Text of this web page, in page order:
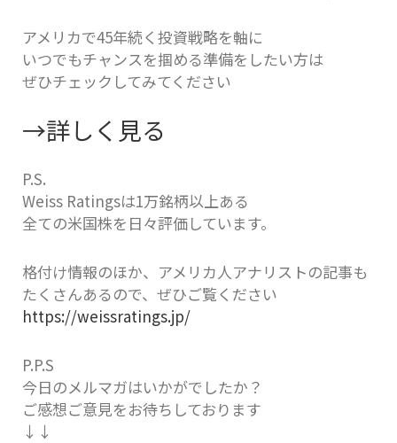
アメリカで45年続く投資戦略を軸に
いつでもチャンスを掴める準備をしたい方は
ぜひチェックしてみてください
→詳しく見る
P.S.
Weiss Ratingsは1万銘柄以上ある
全ての米国株を日々評価しています。
格付け情報のほか、アメリカ人アナリストの記事も
たくさんあるので、ぜひご覧ください
https://weissratings.jp/
P.P.S
今日のメルマガはいかがでしたか？
ご感想ご意見をお待ちしております
↓↓